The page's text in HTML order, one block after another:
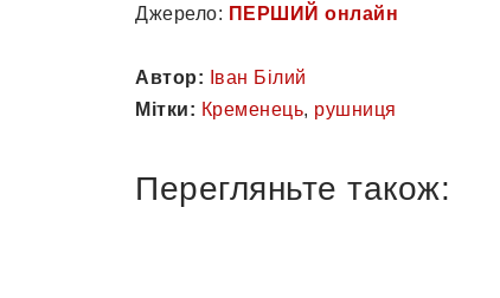
Джерело: ПЕРШИЙ онлайн
Автор:
Іван Білий
Мітки: Кременець, рушниця
Перегляньте також: